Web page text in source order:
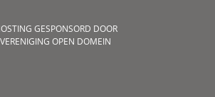
GESPONSORD DOOR
VERENIGING OPEN DOMEIN